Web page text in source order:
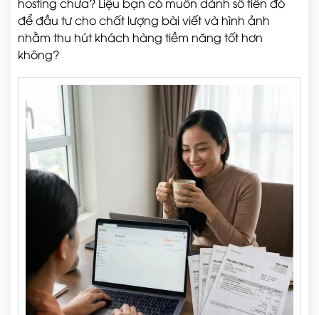
để đầu tư cho chất lượng bài viết và hình ảnh
nhằm thu hút khách hàng tiềm năng tốt hơn
không?